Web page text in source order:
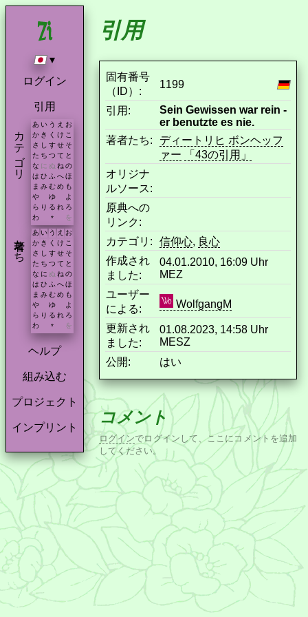
▾
ログイン
引用
カテゴリ あ い う え お
か き く け こ
さ し す せ そ
た ち つ て と
な に ぬ ね の
は ひ ふ へ ほ
ま み む め も
や
ゆ
よ
ら り る れ ろ
わ
* を
著者たち あ い う え お
か き く け こ
さ
し す せ そ
た ち つ て と
な に ぬ ね の
は ひ ふ へ ほ
ま み む め も
や
ゆ
よ
ら り る れ ろ
わ
* を
ヘルプ
組み込む
プロジェクト
インプリント
引用
固有番号
（ID）:
1199
引用:
Sein Gewissen war rein -
er benutzte es nie.
著者たち:
ディートリヒ ボンヘッフ
ァー
「43の引用」
オリジナ
ルソース:
原典への
リンク:
カテゴリ:
信仰心, 良心
作成され
ました:
04.01.2010, 16:09 Uhr
MEZ
ユーザー
による:
WolfgangM
更新され
ました:
01.08.2023, 14:58 Uhr
MESZ
公開:
はい
コメント
ログインでログインして、ここにコメントを追加
してください。